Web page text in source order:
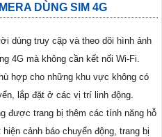
DÙNG SIM 4G
dùng truy cập và theo dõi hình ảnh
4G mà không cần kết nối Wi-Fi.
hợp cho những khu vực không có
lắp đặt ở các vị trí linh động.
được trang bị thêm các tính năng hỗ
cảnh báo chuyển động, trang bị